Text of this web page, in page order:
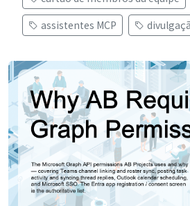
assistentes MCP